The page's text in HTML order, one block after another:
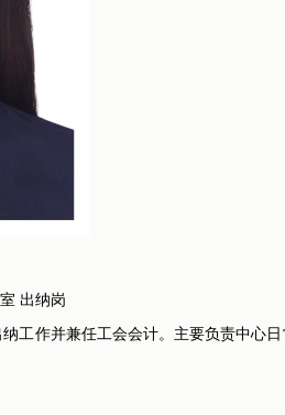
出纳岗
工作并兼任工会会计。主要负责中心日